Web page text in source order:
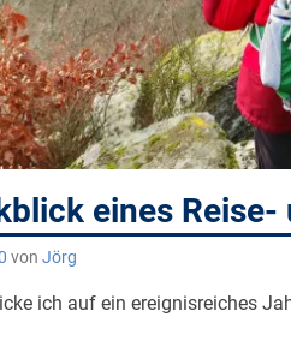
eines Reise-
von Jörg
ich auf ein ereignisreiches